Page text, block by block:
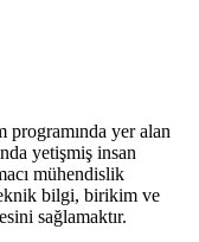
yer alan
yetişmiş insan
mühendislik
bilgi, birikim ve
sağlamaktır.